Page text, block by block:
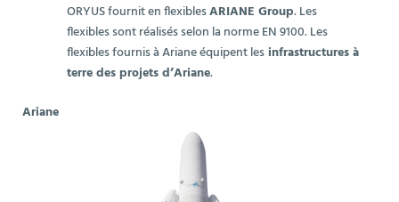
ORYUS fournit en flexiblesARIANE Group. Les
flexibles sont réalisés selon la norme EN 9100. Les
flexibles fournis à Ariane équipent lesinfrastructures à
terre des projets d’Ariane.
Ariane